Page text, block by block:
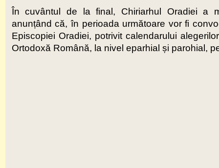
În cuvântul de la final, Chiriarhul Oradiei a
anunțând că, în perioada următoare vor fi
Episcopiei Oradiei, potrivit calendarului
Ortodoxă Română, la nivel eparhial și parohial,